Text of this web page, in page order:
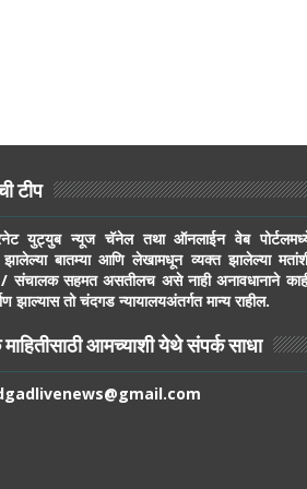
टीप
युट्युब न्यूज चॅनेल तथा ऑनलाईन वेब
झालेल्या बातम्या आणि लेखामधून व्यक्त झालेल्या
संचालक सहमत असतीलच असे नाही अनावधानाने
झाल्यास तो चंदगड न्यायालयअंतर्गत मान्य राहील.
आमच्याशी येथे संपर्क साधा